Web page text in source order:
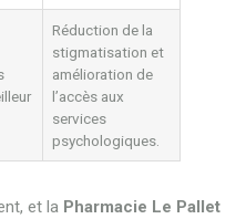
Réduction de la
stigmatisation et
amélioration de
l’accès aux
services
psychologiques.
et la Pharmacie Le Pallet